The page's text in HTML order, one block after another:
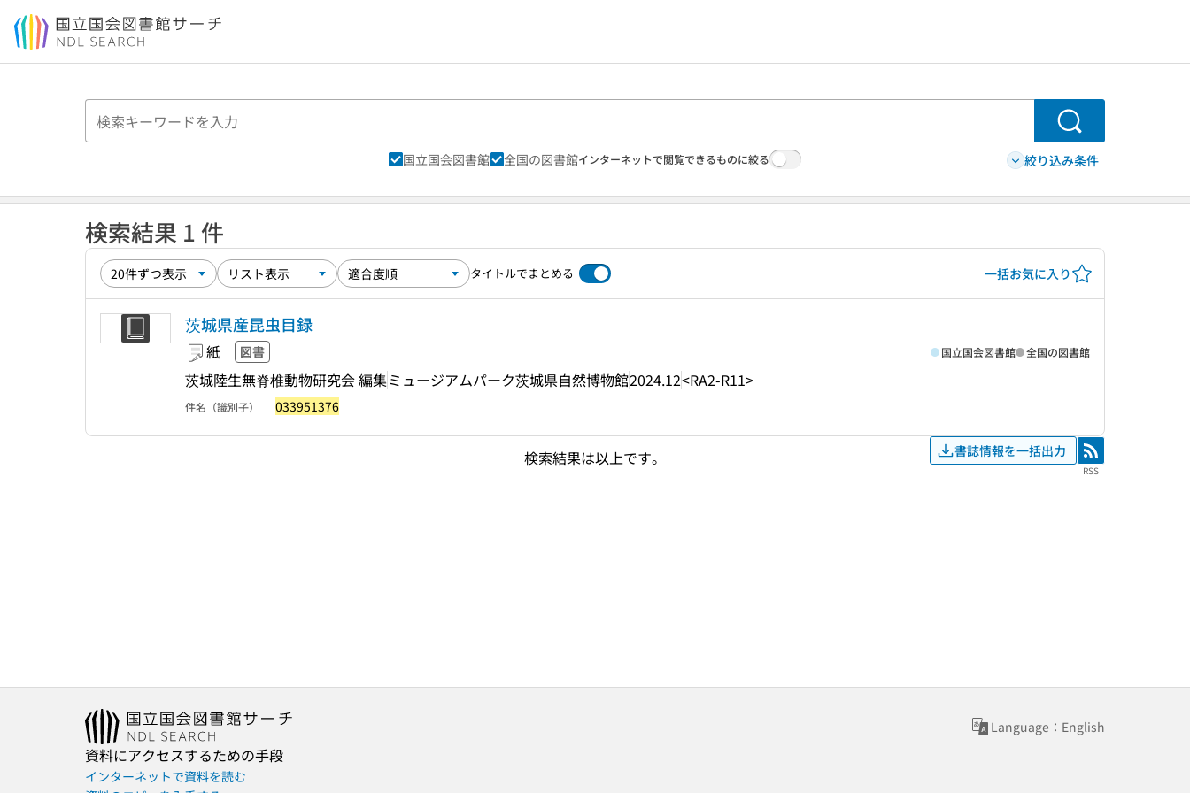
本文へ移動
検索
国立国会図書館 全国の図書館インターネットで閲覧できるものに絞る 絞り込み条件
検索結果 1 件
タイトルでまとめる 一括お気に入り
茨城県産昆虫目録
紙 図書
茨城陸生無脊椎動物研究会 編集ミュージアムパーク茨城県自然博物館2024.12<RA2-R11>
国立国会図書館 全国の図書館
件名（識別子） 033951376
検索結果は以上です。 書誌情報を一括出力 RSS
RSS
Language：English
資料にアクセスするための手段
インターネットで資料を読む